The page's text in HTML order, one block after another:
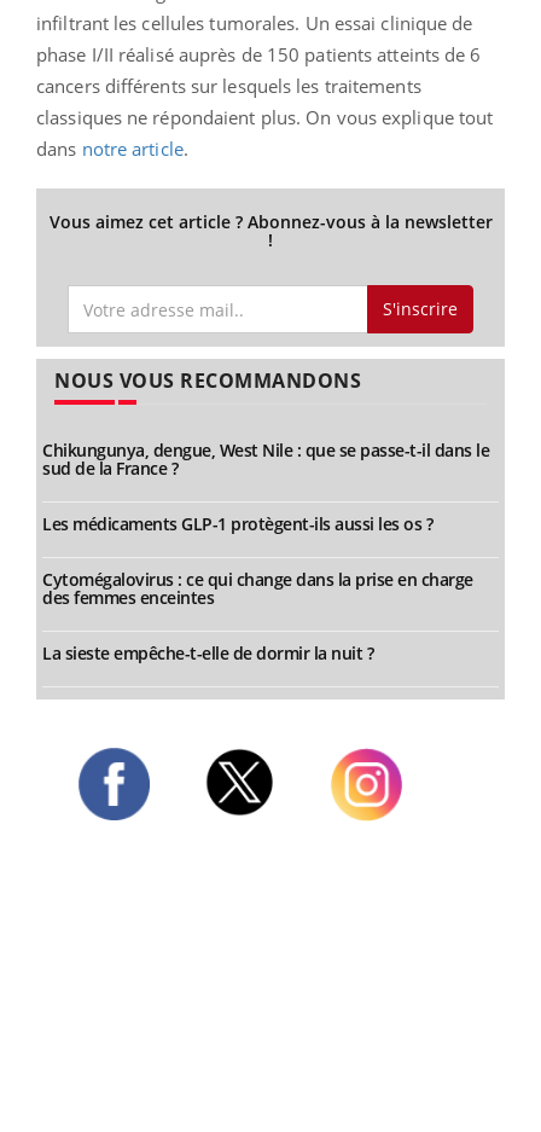
infiltrant les cellules tumorales. Un essai clinique de
phase I/II réalisé auprès de 150 patients atteints de 6
cancers différents sur lesquels les traitements
classiques ne répondaient plus. On vous explique tout
dans notre article.
Vous aimez cet article ? Abonnez-vous à la newsletter
!
S'inscrire
NOUS VOUS RECOMMANDONS
Chikungunya, dengue, West Nile : que se passe-t-il dans le
sud de la France ?
Les médicaments GLP-1 protègent-ils aussi les os ?
Cytomégalovirus : ce qui change dans la prise en charge
des femmes enceintes
La sieste empêche-t-elle de dormir la nuit ?